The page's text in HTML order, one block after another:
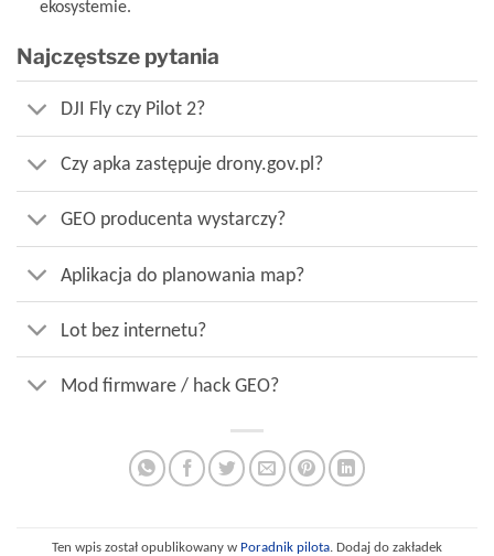
ekosystemie.
Najczęstsze pytania
DJI Fly czy Pilot 2?
Czy apka zastępuje drony.gov.pl?
GEO producenta wystarczy?
Aplikacja do planowania map?
Lot bez internetu?
Mod firmware / hack GEO?
Ten wpis został opublikowany w Poradnik pilota . Dodaj do zakładek